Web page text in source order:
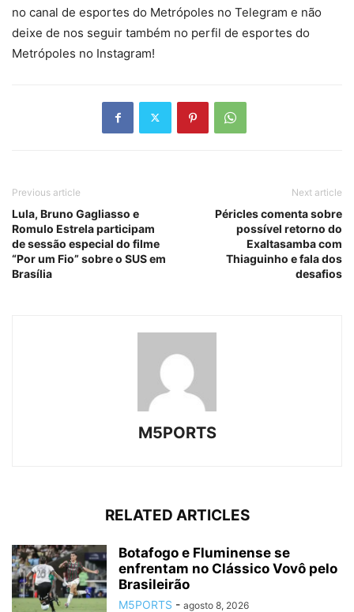
no canal de esportes do Metrópoles no Telegram e não
deixe de nos seguir também no perfil de esportes do
Metrópoles no Instagram!
Previous article
Lula, Bruno Gagliasso e
Romulo Estrela participam
de sessão especial do filme
“Por um Fio” sobre o SUS em
Brasília
Next article
Péricles comenta sobre
possível retorno do
Exaltasamba com
Thiaguinho e fala dos
desafios
M5PORTS
RELATED ARTICLES
Botafogo e Fluminense se
enfrentam no Clássico Vovô pelo
Brasileirão
M5PORTS - agosto 8, 2026